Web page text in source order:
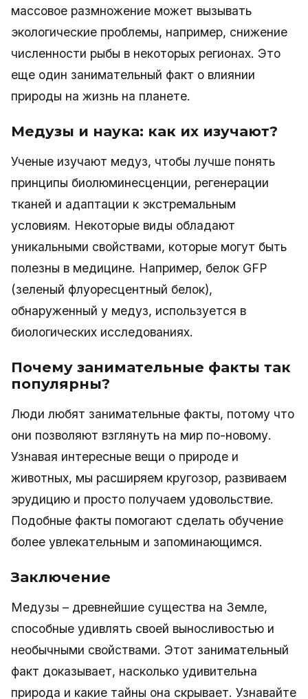
массовое размножение может вызывать
экологические проблемы, например, снижение
численности рыбы в некоторых регионах. Это
еще один занимательный факт о влиянии
природы на жизнь на планете.
Медузы и наука: как их изучают?
Ученые изучают медуз, чтобы лучше понять
принципы биолюминесценции, регенерации
тканей и адаптации к экстремальным
условиям. Некоторые виды обладают
уникальными свойствами, которые могут быть
полезны в медицине. Например, белок GFP
(зеленый флуоресцентный белок),
обнаруженный у медуз, используется в
биологических исследованиях.
Почему занимательные факты так
популярны?
Люди любят занимательные факты, потому что
они позволяют взглянуть на мир по-новому.
Узнавая интересные вещи о природе и
животных, мы расширяем кругозор, развиваем
эрудицию и просто получаем удовольствие.
Подобные факты помогают сделать обучение
более увлекательным и запоминающимся.
Заключение
Медузы – древнейшие существа на Земле,
способные удивлять своей выносливостью и
необычными свойствами. Этот занимательный
факт доказывает, насколько удивительна
природа и какие тайны она скрывает. Узнавайте